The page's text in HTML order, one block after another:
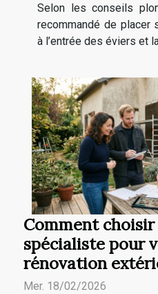
Selon les conseils
recommandé de placer
à l’entrée des éviers et
Comment
spécialiste pour
rénovation
Mer. 18/02/2026